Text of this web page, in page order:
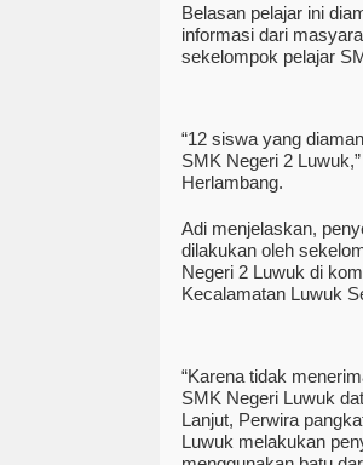
Belasan pelajar ini
informasi dari
sekelompok pelajar
“12 siswa yang
SMK Negeri 2
Herlambang.
Adi menjelaskan,
dilakukan oleh
Negeri 2 Luwuk di
Kecalamatan Luwuk
“Karena tidak
SMK Negeri Luwuk
Lanjut, Perwira
Luwuk melakukan